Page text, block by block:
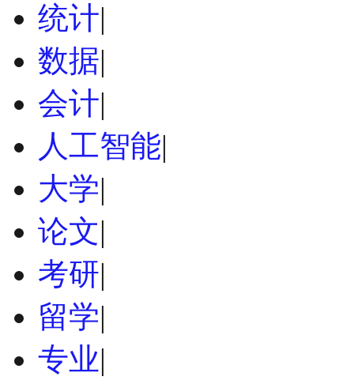
统计|
数据|
会计|
人工智能|
大学|
论文|
考研|
留学|
专业|